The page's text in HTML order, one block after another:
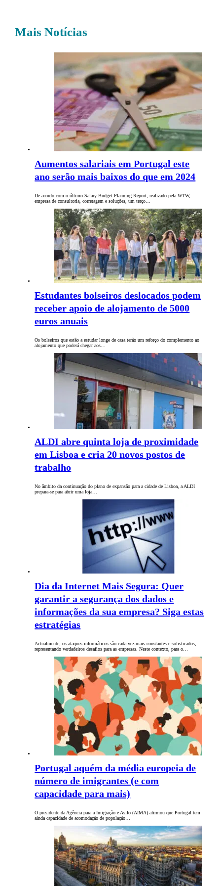
Mais Notícias
Aumentos salariais em Portugal este
ano serão mais baixos do que em 2024
De acordo com o último Salary Budget Planning Report, realizado pela WTW,
empresa de consultoria, corretagem e soluções, um terço…
Estudantes bolseiros deslocados podem
receber apoio de alojamento de 5000
euros anuais
Os bolseiros que estão a estudar longe de casa terão um reforço do complemento ao
alojamento que poderá chegar aos…
ALDI abre quinta loja de proximidade
em Lisboa e cria 20 novos postos de
trabalho
No âmbito da continuação do plano de expansão para a cidade de Lisboa, a ALDI
prepara-se para abrir uma loja…
Dia da Internet Mais Segura: Quer
garantir a segurança dos dados e
informações da sua empresa? Siga estas
estratégias
Actualmente, os ataques informáticos são cada vez mais constantes e sofisticados,
representando verdadeiros desafios para as empresas. Neste contexto, para o…
Portugal aquém da média europeia de
número de imigrantes (e com
capacidade para mais)
O presidente da Agência para a Imigração e Asilo (AIMA) afirmou que Portugal tem
ainda capacidade de acomodação de população…